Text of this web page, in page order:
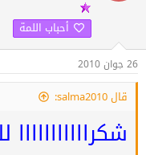
أحباب اللمة
26 جوان 2010
قال salma2010: